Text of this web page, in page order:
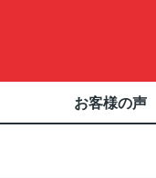
お客様の声